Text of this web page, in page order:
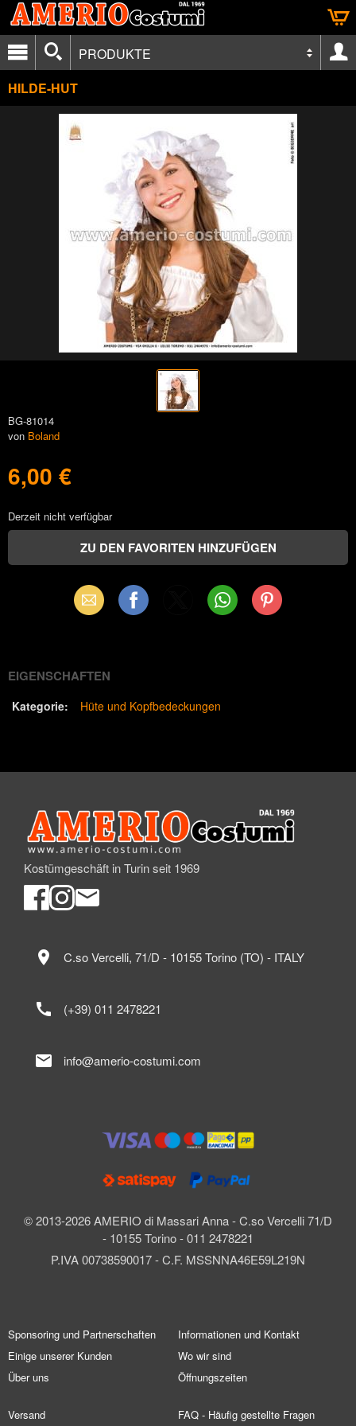
PRODUKTE
HILDE-HUT
BG-81014
von Boland
6,00 €
Derzeit nicht verfügbar
Email Facebook WhatsAppPinterest
EIGENSCHAFTEN
Kategorie: Hüte und Kopfbedeckungen
Kostümgeschäft in Turin seit 1969
© 2013-2026 AMERIO di Massari Anna - C.so Vercelli 71/D
- 10155 Torino - 011 2478221
P.IVA 00738590017 - C.F. MSSNNA46E59L219N
location_on C.so Vercelli, 71/D - 10155 Torino (TO) - ITALY
call (+39) 011 2478221
mail info@amerio-costumi.com
Sponsoring und Partnerschaften
Einige unserer Kunden
Über uns
Informationen und Kontakt
Wo wir sind
Öffnungszeiten
Versand FAQ - Häufig gestellte Fragen